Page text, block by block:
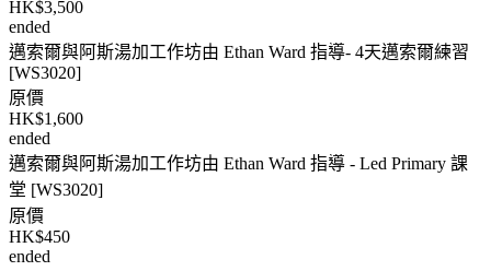
HK$3,500
ended
邁索爾與阿斯湯加工作坊由 Ethan Ward 指導- 4天邁索爾練習
[WS3020]
原價
HK$1,600
ended
邁索爾與阿斯湯加工作坊由 Ethan Ward 指導 - Led Primary 課
堂 [WS3020]
原價
HK$450
ended